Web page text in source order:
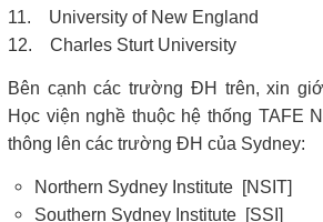
11. University of New England
12. Charles Sturt University
Bên cạnh các trường ĐH trên, xin
Học viện nghề thuộc hệ thống TAFE
thông lên các trường ĐH của Sydney:
Northern Sydney Institute [NSIT]
Southern Sydney Institute [SSI]